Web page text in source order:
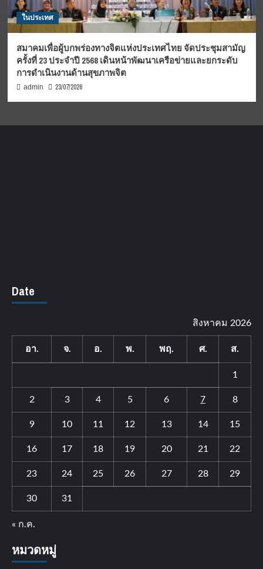
ในประเทศ
สมาคมเพื่อผู้บกพร่องทางจิตแห่งประเทศไทย จัดประชุมสามัญ
ครั้งที่ 23 ประจำปี 2568 เดินหน้าพัฒนาเครือข่ายและยกระดับ
การดำเนินงานด้านสุขภาพจิต
admin 23/07/2026
Date
สิงหาคม 2026
อา. จ. อ. พ. พฤ. ศ. ส.
1
2 3 4 5 6 7 8
9 10 11 12 13 14 15
16 17 18 19 20 21 22
23 24 25 26 27 28 29
30 31
« ก.ค.
หมวดหมู่